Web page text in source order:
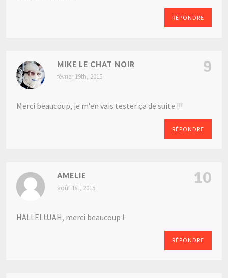
RÉPONDRE
MIKE LE CHAT NOIR
février 19th, 2015
Merci beaucoup, je m’en vais tester ça de suite !!!
RÉPONDRE
9
AMELIE
août 1st, 2015
HALLELUJAH, merci beaucoup !
RÉPONDRE
10